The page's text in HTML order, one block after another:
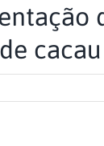
cacau